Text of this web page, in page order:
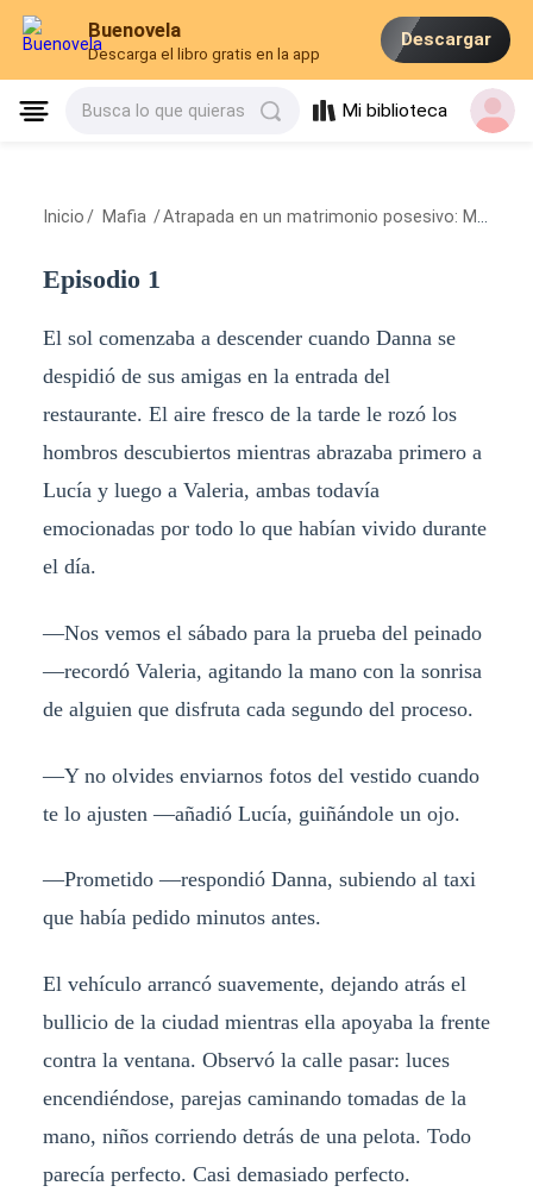
Buenovela
Descarga el libro gratis en la app
Descargar
Busca lo que quieras Mi biblioteca
Inicio / Mafia /Atrapada en un matrimonio posesivo: Mi marido es un mafioso
Episodio 1
El sol comenzaba a descender cuando Danna se
despidió de sus amigas en la entrada del
restaurante. El aire fresco de la tarde le rozó los
hombros descubiertos mientras abrazaba primero a
Lucía y luego a Valeria, ambas todavía
emocionadas por todo lo que habían vivido durante
el día.
—Nos vemos el sábado para la prueba del peinado
—recordó Valeria, agitando la mano con la sonrisa
de alguien que disfruta cada segundo del proceso.
—Y no olvides enviarnos fotos del vestido cuando
te lo ajusten —añadió Lucía, guiñándole un ojo.
—Prometido —respondió Danna, subiendo al taxi
que había pedido minutos antes.
El vehículo arrancó suavemente, dejando atrás el
bullicio de la ciudad mientras ella apoyaba la frente
contra la ventana. Observó la calle pasar: luces
encendiéndose, parejas caminando tomadas de la
mano, niños corriendo detrás de una pelota. Todo
parecía perfecto. Casi demasiado perfecto.